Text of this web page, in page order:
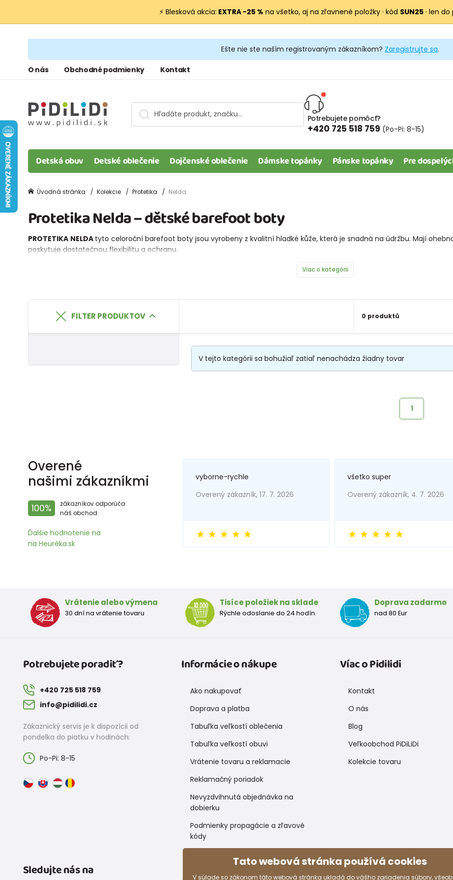
⚡ Blesková akcia: EXTRA −25 % na všetko, aj na zľavnené položky · kód SUN25 · len do
Ešte nie ste naším registrovaným zákazníkom? Zaregistrujte sa.
O nás Obchodné podmienky Kontakt
Potrebujete pomôcť?
+420 725 518 759 (Po-Pi: 8-15)
Detská obuv Detské oblečenie Dojčenské oblečenie Dámske topánky Pánske topánky Pre
Úvodná stránka Kolekcie Protetika Nelda
Protetika Nelda – dětské barefoot boty
PROTETIKA NELDA tyto celoroční barefoot boty jsou vyrobeny z kvalitní hladké kůže, která je snadná na údržbu. Mají
poskytuje dostatečnou flexibilitu a ochranu.
Viac o kategórii
FILTER PRODUKTOV 0 produktů
V tejto kategórii sa bohužiaľ zatiaľ nenachádza žiadny tovar
1
Overené
našimi zákazníkmi
100%
zákazníkov odporúča
náš obchod
Ďalšie hodnotenie na
na Heuréka.sk
vyborne-rychle
Overený zákazník, 17. 7. 2026
všetko super
Overený zákazník, 4. 7. 2026
Vrátenie alebo výmena
30 dní na vrátenie tovaru
Tisíce položiek na sklade
Rýchle odoslanie do 24 hodín.
Doprava zadarmo
nad 80 Eur
Potrebujete poradiť?
+420 725 518 759
info@pidilidi.cz
Zákaznický servis je k dispozícii od
pondelka do piatku v hodinách:
Po-Pi: 8-15
Informácie o nákupe
Ako nakupovať
Doprava a platba
Tabuľka veľkostí oblečenia
Tabuľka veľkostí obuvi
Vrátenie tovaru a reklamacie
Reklamačný poriadok
Nevyzdvihnutá objednávka na
dobierku
Podmienky propagácie a zľavové
kódy
Víac o Pidilidi
Kontakt
O nás
Blog
Veľkoobchod PiDiLiDi
Kolekcie tovaru
Sledujte nás na Spôsoby platby
Tato webová stránka používá cookies
V súlade so zákonom táto webová stránka ukladá do vášho zariadenia súbory,